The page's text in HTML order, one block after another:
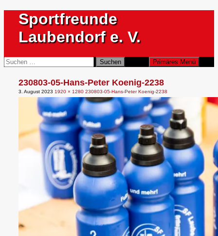
Inhalt
springen
Sportfreunde
Laubendorf e. V.
Suchen Primäres Menü
Suchen
nach:
230803-05-Hans-Peter Koenig-2238
3. August 2023 1920 × 1280 230803-05-Hans-Peter Koenig-2238